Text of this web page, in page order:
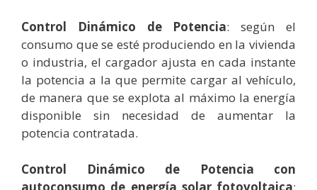
Control Dinámico de Potencia: según el
consumo que se esté produciendo en la vivienda
o industria, el cargador ajusta en cada instante
la potencia a la que permite cargar al vehículo,
de manera que se explota al máximo la energía
disponible sin necesidad de aumentar la
potencia contratada.
Control Dinámico de Potencia con